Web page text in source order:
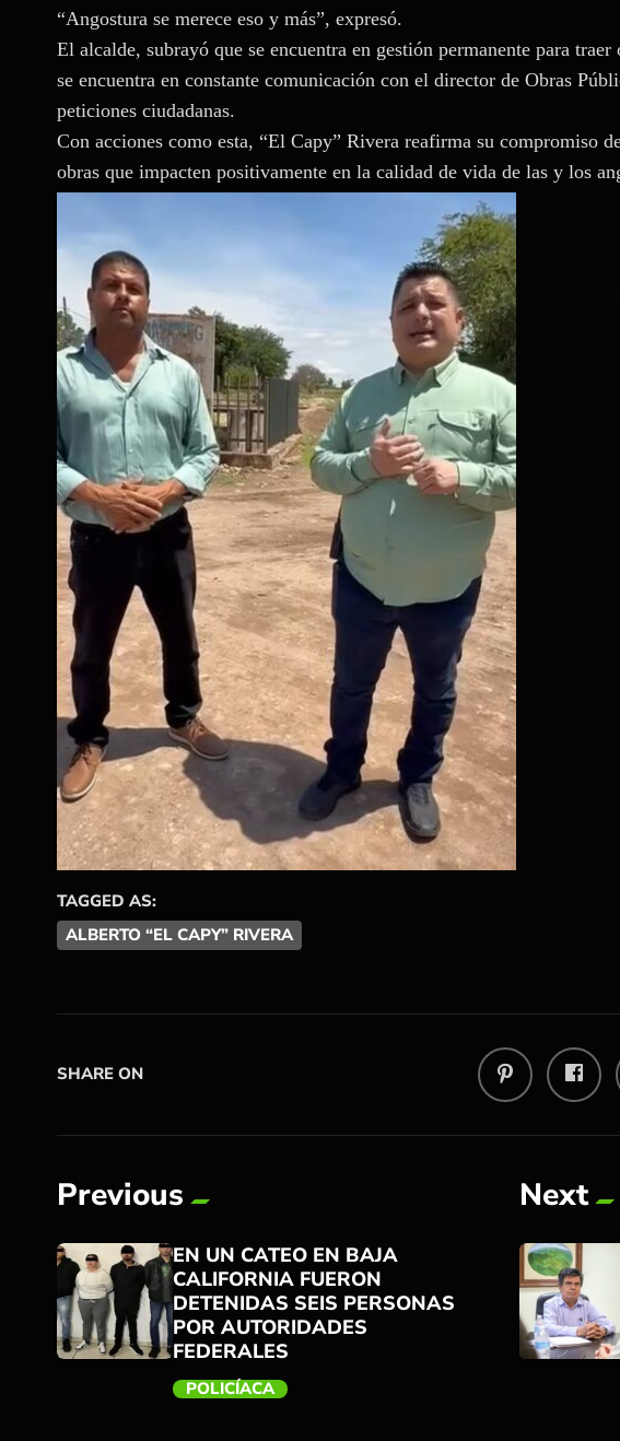
“Angostura se merece eso y más”, expresó.
El alcalde, subrayó que se encuentra en gestión permanente para
se encuentra en constante comunicación con el director de Obras
peticiones ciudadanas.
Con acciones como esta, “El Capy” Rivera reafirma su compromiso
obras que impacten positivamente en la calidad de vida de las y los
TAGGED AS:
ALBERTO “EL CAPY” RIVERA
SHARE ON
Previous
EN UN CATEO EN BAJA
CALIFORNIA FUERON
DETENIDAS SEIS PERSONAS
POR AUTORIDADES
FEDERALES
POLICÍACA
Next